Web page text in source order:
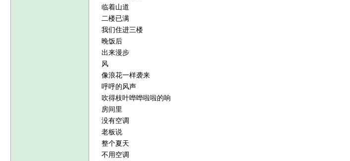
临着山道
二楼已满
我们住进三楼
晚饭后
出来漫步
风
像浪花一样袭来
呼呼的风声
吹得枝叶哗哗啦啦的响
房间里
没有空调
老板说
整个夏天
不用空调